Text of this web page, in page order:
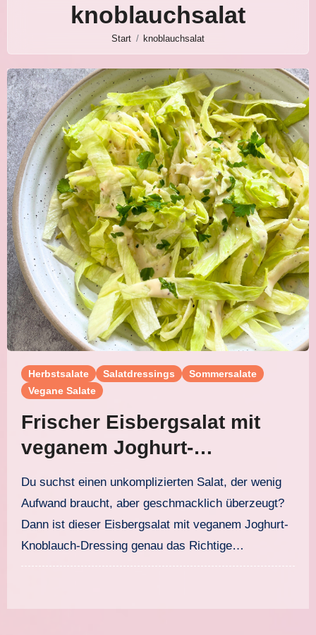
knoblauchsalat
Start knoblauchsalat
Herbstsalate Salatdressings
Sommersalate
Vegane Salate
Frischer Eisbergsalat mit
veganem Joghurt-
Knoblauch-Dressing –
einfach, würzig und perfekt
für jeden Tag
Du suchst einen unkomplizierten Salat, der wenig
Aufwand braucht, aber geschmacklich überzeugt?
Dann ist dieser Eisbergsalat mit veganem Joghurt-
Knoblauch-Dressing genau das Richtige…